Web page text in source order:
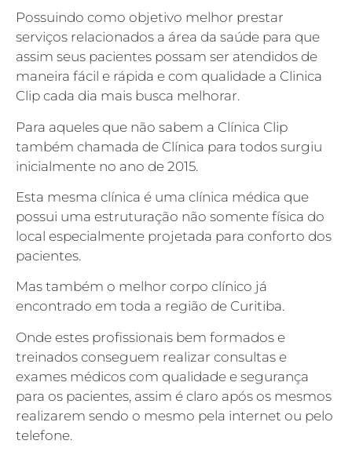
Possuindo como objetivo melhor prestar
serviços relacionados a área da saúde para que
assim seus pacientes possam ser atendidos de
maneira fácil e rápida e com qualidade a Clinica
Clip cada dia mais busca melhorar.
Para aqueles que não sabem a Clínica Clip
também chamada de Clínica para todos surgiu
inicialmente no ano de 2015.
Esta mesma clínica é uma clínica médica que
possui uma estruturação não somente física do
local especialmente projetada para conforto dos
pacientes.
Mas também o melhor corpo clínico já
encontrado em toda a região de Curitiba.
Onde estes profissionais bem formados e
treinados conseguem realizar consultas e
exames médicos com qualidade e segurança
para os pacientes, assim é claro após os mesmos
realizarem sendo o mesmo pela internet ou pelo
telefone.